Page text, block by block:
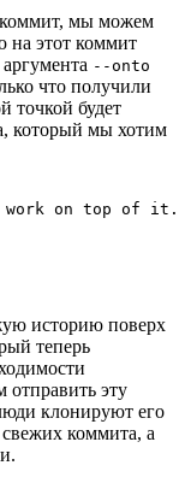
коммит, мы можем
на этот коммит
--onto
что получили
точкой будет
который мы хотим
on top of it
историю поверх
теперь
эту
клонируют его
коммита, а